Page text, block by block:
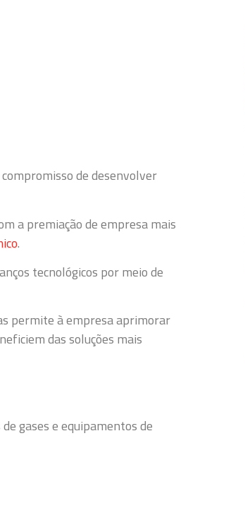
de desenvolver
a premiação de empresa mais
.
tecnológicos por meio de
permite à empresa aprimorar
das soluções mais
gases e equipamentos de